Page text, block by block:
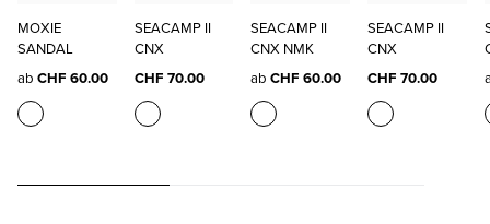
MOXIE
SANDAL
ab CHF 60.00
SEACAMP II
CNX
CHF 70.00
SEACAMP II
CNX NMK
abCHF 60.00
SEACAMP II
CNX
CHF 70.00